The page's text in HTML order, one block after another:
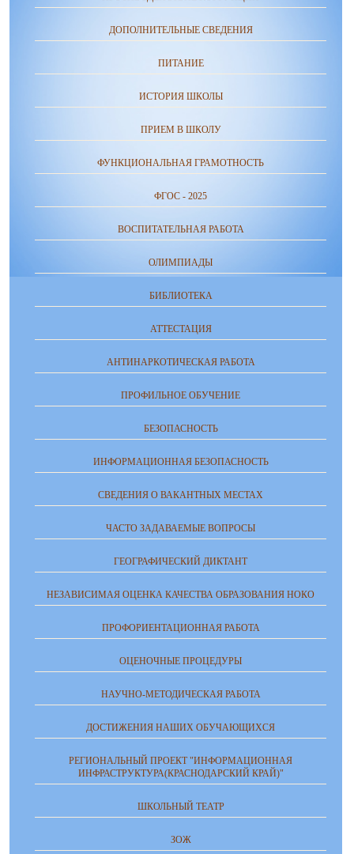
ДОПОЛНИТЕЛЬНЫЕ СВЕДЕНИЯ
ПИТАНИЕ
ИСТОРИЯ ШКОЛЫ
ПРИЕМ В ШКОЛУ
ФУНКЦИОНАЛЬНАЯ ГРАМОТНОСТЬ
ФГОС - 2025
ВОСПИТАТЕЛЬНАЯ РАБОТА
ОЛИМПИАДЫ
БИБЛИОТЕКА
АТТЕСТАЦИЯ
АНТИНАРКОТИЧЕСКАЯ РАБОТА
ПРОФИЛЬНОЕ ОБУЧЕНИЕ
БЕЗОПАСНОСТЬ
ИНФОРМАЦИОННАЯ БЕЗОПАСНОСТЬ
СВЕДЕНИЯ О ВАКАНТНЫХ МЕСТАХ
ЧАСТО ЗАДАВАЕМЫЕ ВОПРОСЫ
ГЕОГРАФИЧЕСКИЙ ДИКТАНТ
НЕЗАВИСИМАЯ ОЦЕНКА КАЧЕСТВА ОБРАЗОВАНИЯ НОКО
ПРОФОРИЕНТАЦИОННАЯ РАБОТА
ОЦЕНОЧНЫЕ ПРОЦЕДУРЫ
НАУЧНО-МЕТОДИЧЕСКАЯ РАБОТА
ДОСТИЖЕНИЯ НАШИХ ОБУЧАЮЩИХСЯ
РЕГИОНАЛЬНЫЙ ПРОЕКТ "ИНФОРМАЦИОННАЯ
ИНФРАСТРУКТУРА(КРАСНОДАРСКИЙ КРАЙ)"
ШКОЛЬНЫЙ ТЕАТР
ЗОЖ